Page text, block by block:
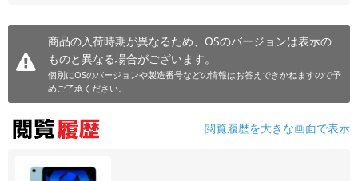
商品の入荷時期が異なるため、OSのバージョンは表示の
ものと異なる場合がございます。
個別にOSのバージョンや製造番号などの情報はお答えできかねますので予
めご了承ください。
閲覧履歴を大きな画面で表示
円 ～
発売日